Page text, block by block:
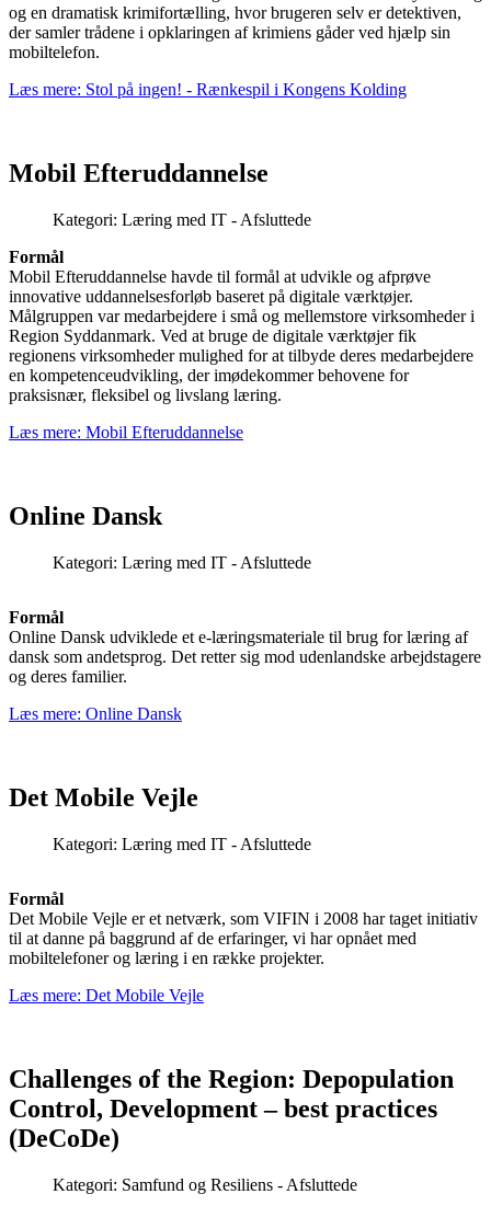
og en dramatisk krimifortælling, hvor brugeren selv er detektiven,
der samler trådene i opklaringen af krimiens gåder ved hjælp sin
mobiltelefon.
Læs mere: Stol på ingen! - Rænkespil i Kongens Kolding
Mobil Efteruddannelse
Kategori: Læring med IT - Afsluttede
Formål
Mobil Efteruddannelse havde til formål at udvikle og afprøve
innovative uddannelsesforløb baseret på digitale værktøjer.
Målgruppen var medarbejdere i små og mellemstore virksomheder i
Region Syddanmark. Ved at bruge de digitale værktøjer fik
regionens virksomheder mulighed for at tilbyde deres medarbejdere
en kompetenceudvikling, der imødekommer behovene for
praksisnær, fleksibel og livslang læring.
Læs mere: Mobil Efteruddannelse
Online Dansk
Kategori: Læring med IT - Afsluttede
Formål
Online Dansk udviklede et e-læringsmateriale til brug for læring af
dansk som andetsprog. Det retter sig mod udenlandske arbejdstagere
og deres familier.
Læs mere: Online Dansk
Det Mobile Vejle
Kategori: Læring med IT - Afsluttede
Formål
Det Mobile Vejle er et netværk, som VIFIN i 2008 har taget initiativ
til at danne på baggrund af de erfaringer, vi har opnået med
mobiltelefoner og læring i en række projekter.
Платформы, предлагающие
Læs mere: Det Mobile Vejle
Challenges of the Region: Depopulation
Control, Development – best practices
(DeCoDe)
Kategori: Samfund og Resiliens - Afsluttede